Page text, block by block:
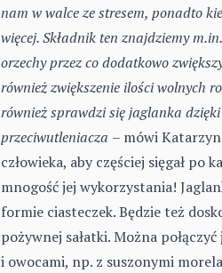
nam w walce ze stresem, ponadto
więcej. Składnik ten znajdziemy
orzechy przez co dodatkowo
również zwiększenie ilości wolnych
również sprawdzi się jaglanka
przeciwutleniacza – mówi
człowieka, aby częściej sięgał po
mnogość jej wykorzystania!
formie ciasteczek. Będzie też
pożywnej sałatki. Można
i owocami, np. z suszonymi